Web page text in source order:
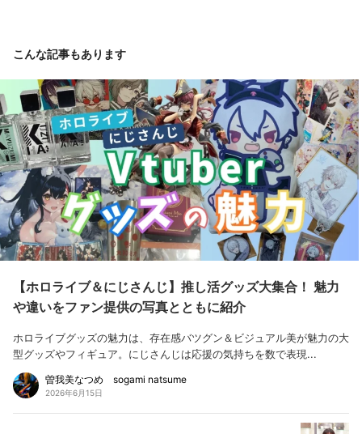
こんな記事もあります
【ホロライブ＆にじさんじ】推し活グッズ大集合！ 魅力
や違いをファン提供の写真とともに紹介
ホロライブグッズの魅力は、存在感バツグン＆ビジュアル美が魅力の大
型グッズやフィギュア。にじさんじは応援の気持ちを数で表現...
曽我美なつめ sogami natsume
2026年6月15日